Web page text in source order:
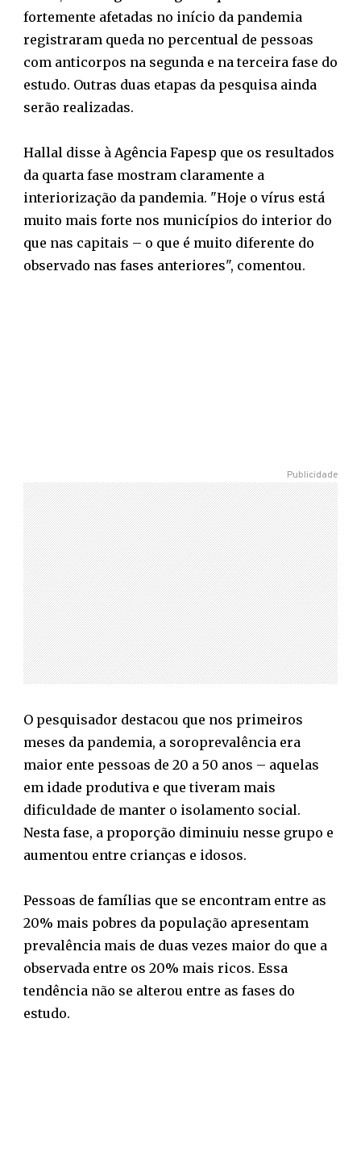
fortemente afetadas no início da pandemia
registraram queda no percentual de pessoas
com anticorpos na segunda e na terceira fase do
estudo. Outras duas etapas da pesquisa ainda
serão realizadas.
Hallal disse à Agência Fapesp que os resultados
da quarta fase mostram claramente a
interiorização da pandemia. "Hoje o vírus está
muito mais forte nos municípios do interior do
que nas capitais – o que é muito diferente do
observado nas fases anteriores", comentou.
Publicidade
O pesquisador destacou que nos primeiros
meses da pandemia, a soroprevalência era
maior ente pessoas de 20 a 50 anos – aquelas
em idade produtiva e que tiveram mais
dificuldade de manter o isolamento social.
Nesta fase, a proporção diminuiu nesse grupo e
aumentou entre crianças e idosos.
Pessoas de famílias que se encontram entre as
20% mais pobres da população apresentam
prevalência mais de duas vezes maior do que a
observada entre os 20% mais ricos. Essa
tendência não se alterou entre as fases do
estudo.